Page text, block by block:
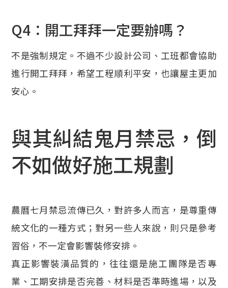
Q4：開工拜拜一定要辦嗎？
不是強制規定。不過不少設計公司、工班都會協助
進行開工拜拜，希望工程順利平安，也讓屋主更加
安心。
與其糾結鬼月禁忌，倒
不如做好施工規劃
農曆七月禁忌流傳已久，對許多人而言，是尊重傳
統文化的一種方式；對另一些人來說，則只是參考
習俗，不一定會影響裝修安排。
真正影響裝潢品質的，往往還是施工團隊是否專
業、工期安排是否完善、材料是否準時進場，以及